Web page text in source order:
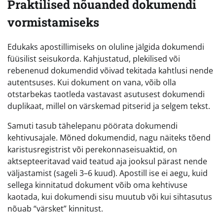
Praktilised nõuanded dokumendi
vormistamiseks
Edukaks apostillimiseks on oluline jälgida dokumendi
füüsilist seisukorda. Kahjustatud, plekilised või
rebenenud dokumendid võivad tekitada kahtlusi nende
autentsuses. Kui dokument on vana, võib olla
otstarbekas taotleda vastavast asutusest dokumendi
duplikaat, millel on värskemad pitserid ja selgem tekst.
Samuti tasub tähelepanu pöörata dokumendi
kehtivusajale. Mõned dokumendid, nagu näiteks tõend
karistusregistrist või perekonnaseisuaktid, on
aktsepteeritavad vaid teatud aja jooksul pärast nende
väljastamist (sageli 3–6 kuud). Apostill ise ei aegu, kuid
sellega kinnitatud dokument võib oma kehtivuse
kaotada, kui dokumendi sisu muutub või kui sihtasutus
nõuab “värsket” kinnitust.